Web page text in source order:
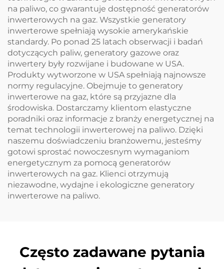
na paliwo, co gwarantuje dostępność generatorów
inwerterowych na gaz. Wszystkie generatory
inwerterowe spełniają wysokie amerykańskie
standardy. Po ponad 25 latach obserwacji i badań
dotyczących paliw, generatory gazowe oraz
inwertery były rozwijane i budowane w USA.
Produkty wytworzone w USA spełniają najnowsze
normy regulacyjne. Obejmuje to generatory
inwerterowe na gaz, które są przyjazne dla
środowiska. Dostarczamy klientom elastyczne
poradniki oraz informacje z branży energetycznej na
temat technologii inwerterowej na paliwo. Dzięki
naszemu doświadczeniu branżowemu, jesteśmy
gotowi sprostać nowoczesnym wymaganiom
energetycznym za pomocą generatorów
inwerterowych na gaz. Klienci otrzymują
niezawodne, wydajne i ekologiczne generatory
inwerterowe na paliwo.
Często zadawane pytania